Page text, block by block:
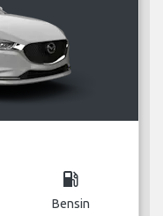
local_gas_station
Bensin